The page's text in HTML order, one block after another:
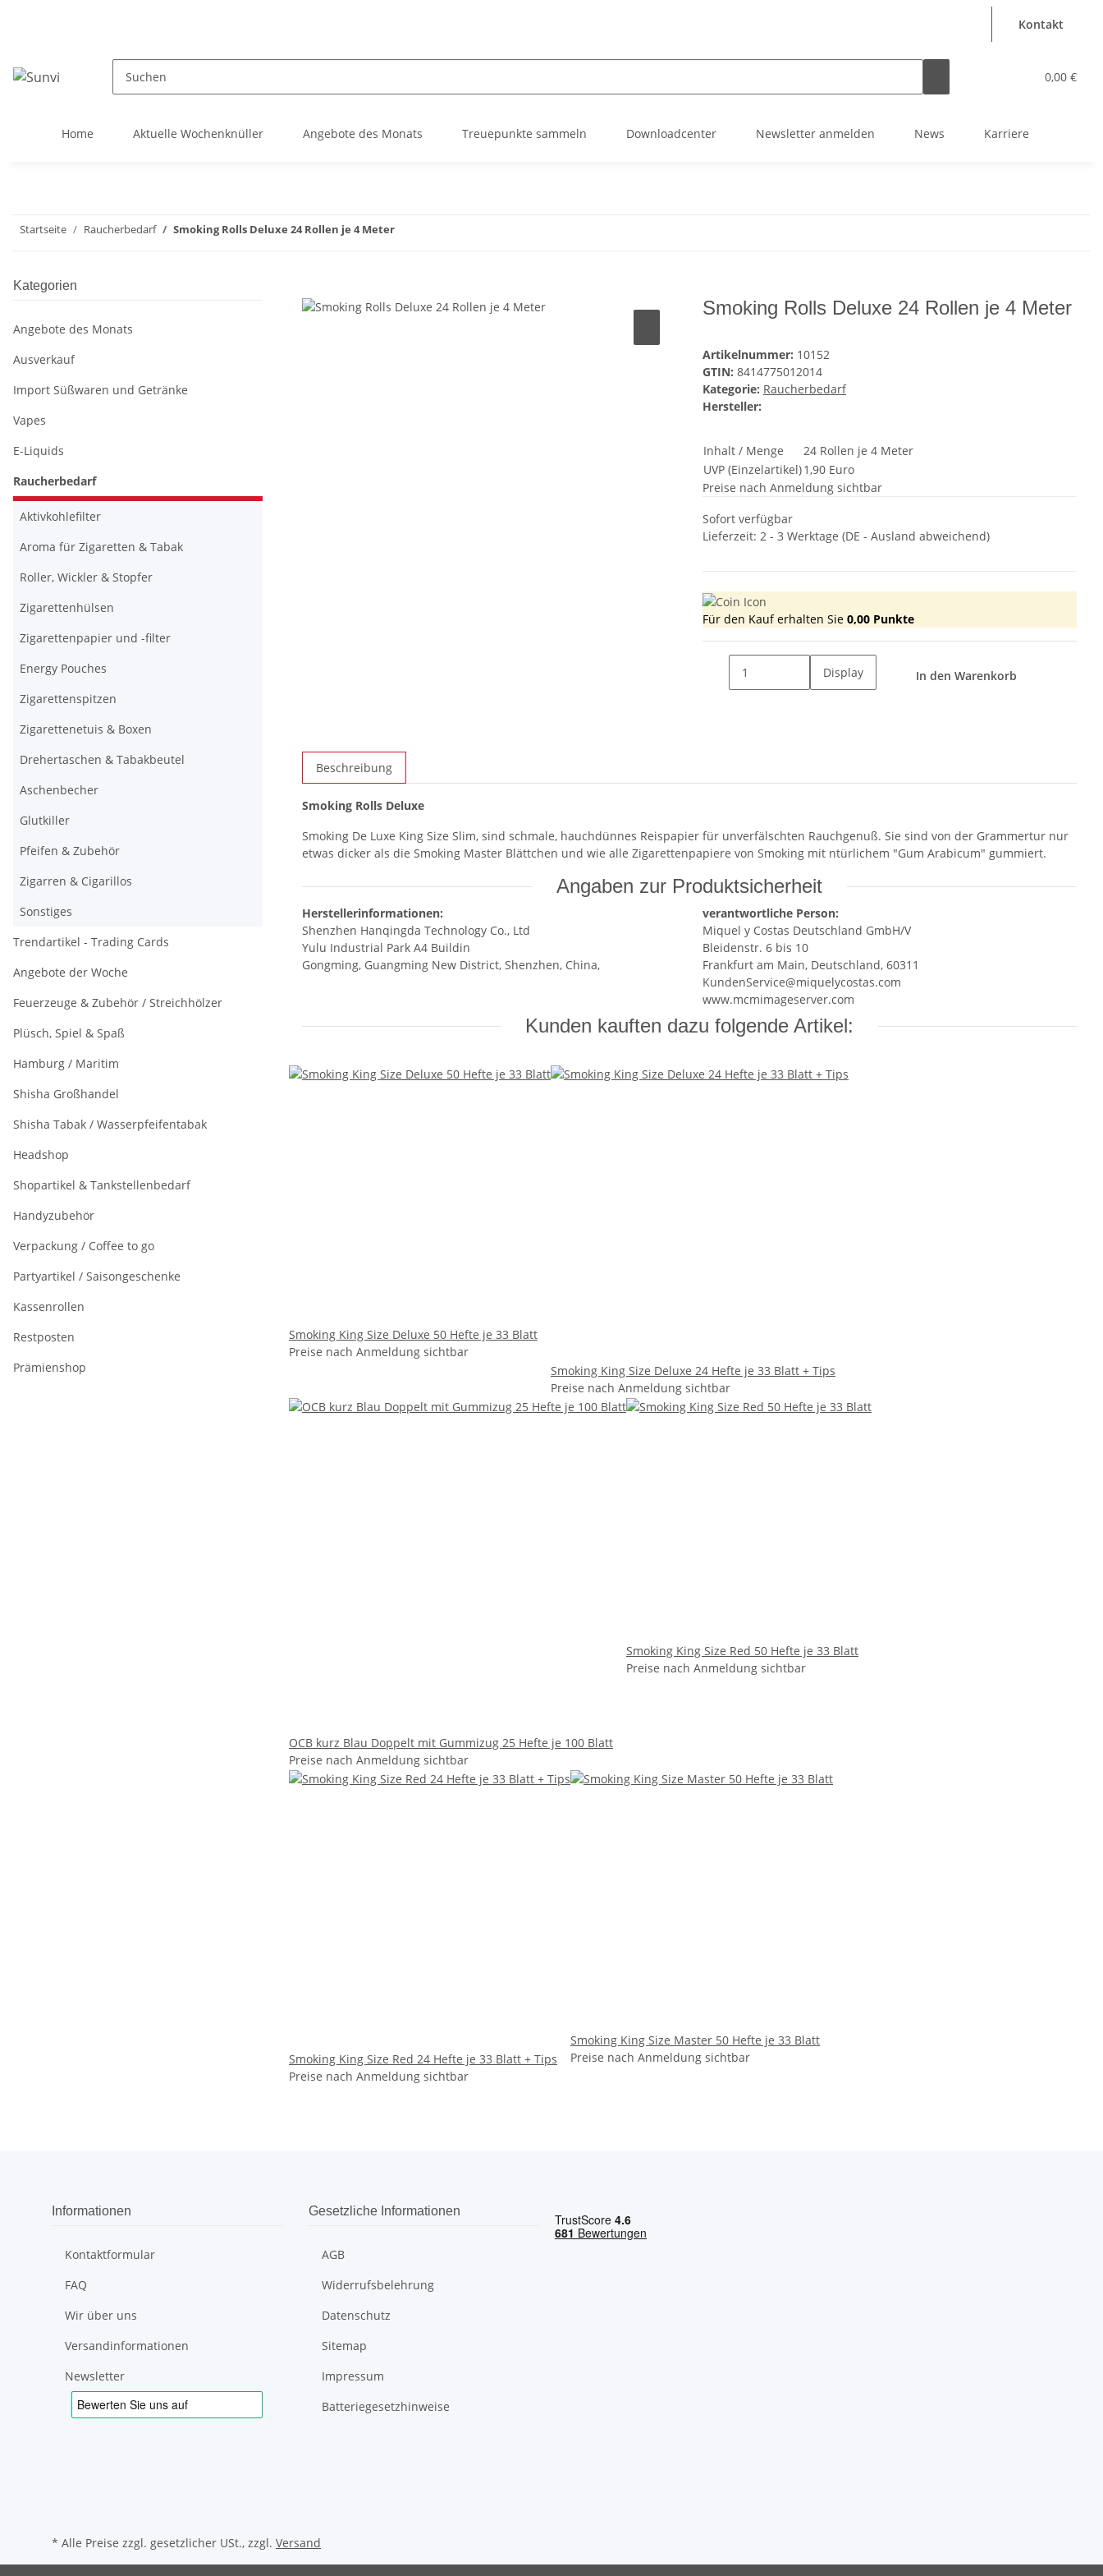
Kontakt
0,00 €
Home Aktuelle Wochenknüller Angebote des Monats Treuepunkte sammeln Downloadcenter Newsletter anmelden News Karriere
Startseite Raucherbedarf Smoking Rolls Deluxe 24 Rollen je 4 Meter
Smoking Rolls Deluxe 24 Rollen je 4 Meter
Artikelnummer: 10152
GTIN: 8414775012014
Kategorie: Raucherbedarf
Hersteller:
Inhalt / Menge
24 Rollen je 4 Meter
UVP (Einzelartikel)1,90 Euro
Preise nach Anmeldung sichtbar
Sofort verfügbar
Lieferzeit: 2 - 3 Werktage (DE - Ausland abweichend)
Für den Kauf erhalten Sie 0,00 Punkte
Display In den Warenkorb
Beschreibung
Smoking Rolls Deluxe
Smoking De Luxe King Size Slim, sind schmale, hauchdünnes Reispapier für unverfälschten Rauchgenuß. Sie sind von der Grammertur nur
etwas dicker als die Smoking Master Blättchen und wie alle Zigarettenpapiere von Smoking mit ntürlichem "Gum Arabicum" gummiert.
Angaben zur Produktsicherheit
Herstellerinformationen:
Shenzhen Hanqingda Technology Co., Ltd
Yulu Industrial Park A4 Buildin
Gongming, Guangming New District, Shenzhen, China,
verantwortliche Person:
Miquel y Costas Deutschland GmbH/V
Bleidenstr. 6 bis 10
Frankfurt am Main, Deutschland, 60311
KundenService@miquelycostas.com
www.mcmimageserver.com
Kunden kauften dazu folgende Artikel:
Smoking King Size Deluxe 50 Hefte je 33 Blatt
Preise nach Anmeldung sichtbar
Smoking King Size Deluxe 24 Hefte je 33 Blatt + Tips
Preise nach Anmeldung sichtbar
OCB kurz Blau Doppelt mit Gummizug 25 Hefte je 100 Blatt
Preise nach Anmeldung sichtbar
Smoking King Size Red 50 Hefte je 33 Blatt
Preise nach Anmeldung sichtbar
Smoking King Size Red 24 Hefte je 33 Blatt + Tips
Preise nach Anmeldung sichtbar
Smoking King Size Master 50 Hefte je 33 Blatt
Preise nach Anmeldung sichtbar
Kategorien
Angebote des Monats
Ausverkauf
Import Süßwaren und Getränke
Vapes
E-Liquids
Raucherbedarf
Aktivkohlefilter
Aroma für Zigaretten & Tabak
Roller, Wickler & Stopfer
Zigarettenhülsen
Zigarettenpapier und -filter
Energy Pouches
Zigarettenspitzen
Zigarettenetuis & Boxen
Drehertaschen & Tabakbeutel
Aschenbecher
Glutkiller
Pfeifen & Zubehör
Zigarren & Cigarillos
Sonstiges
Trendartikel - Trading Cards
Angebote der Woche
Feuerzeuge & Zubehör / Streichhölzer
Plüsch, Spiel & Spaß
Hamburg / Maritim
Shisha Großhandel
Shisha Tabak / Wasserpfeifentabak
Headshop
Shopartikel & Tankstellenbedarf
Handyzubehör
Verpackung / Coffee to go
Partyartikel / Saisongeschenke
Kassenrollen
Restposten
Prämienshop
Informationen
Kontaktformular
FAQ
Wir über uns
Versandinformationen
Newsletter
Gesetzliche Informationen
AGB
Widerrufsbelehrung
Datenschutz
Sitemap
Impressum
Batteriegesetzhinweise
* Alle Preise zzgl. gesetzlicher USt., zzgl. Versand